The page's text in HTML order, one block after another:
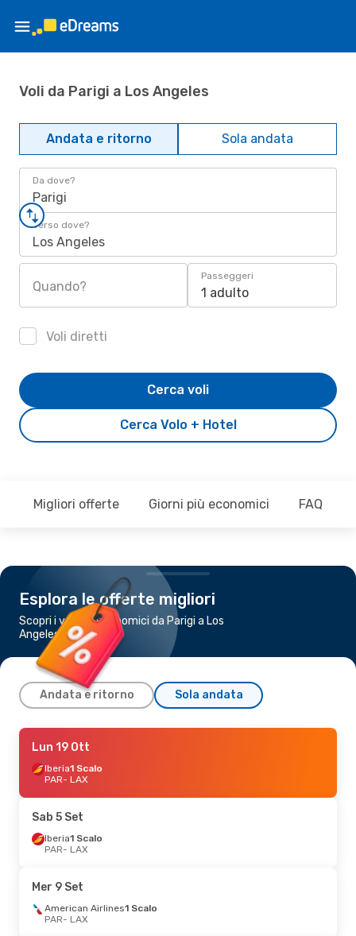
Voli da Parigi a Los Angeles
Andata e ritorno Sola andata
Da dove?
Parigi
Verso dove?
Los Angeles
Quando?
Passeggeri
1 adulto
Voli diretti
Cerca Volo + Hotel
Cerca voli
Migliori offerte Giorni più economici FAQ
Esplora le offerte migliori
Scopri i voli più economici da Parigi a Los
Angeles
Andata e ritorno Sola andata
Sab 29 Ago
American Airlines
PAR- LAX
LAX- PAR
Sab 12 Set- Gio 17 Set
Iberia1 Scalo
LAX - PAR
Lun 19 Ott
Iberia1 Scalo
PAR- LAX
Sab 5 Set
Iberia1 Scalo
PAR- LAX
Mer 9 Set
American Airlines1 Scalo
PAR- LAX